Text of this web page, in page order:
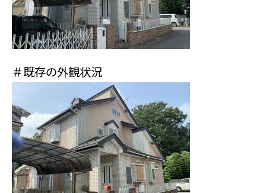
＃既存の外観状況